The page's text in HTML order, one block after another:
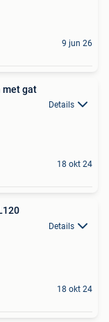
9 jun 26
met gat
Details
18 okt 24
Details
18 okt 24